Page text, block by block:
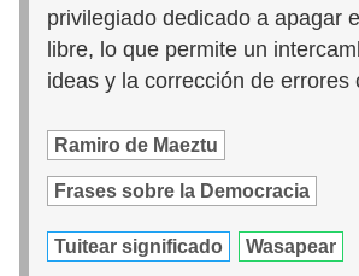
privilegiado dedicado a apagar
libre, lo que permite un
ideas y la corrección de errores
Ramiro de Maeztu
Frases sobre la Democracia
Tuitear significado Wasapear